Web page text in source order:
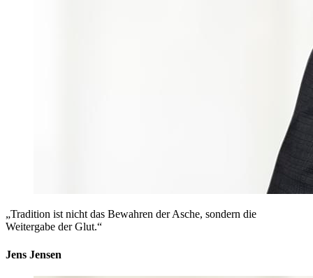
„Tradition ist nicht das Bewahren der Asche, sondern die
Weitergabe der Glut.“
Jens Jensen